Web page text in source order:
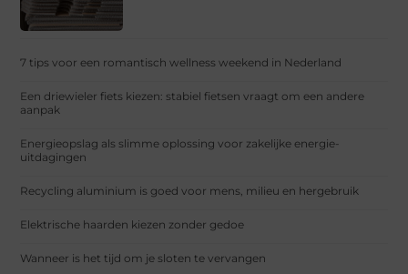
7 tips voor een romantisch wellness weekend in Nederland
Een driewieler fiets kiezen: stabiel fietsen vraagt om een andere
aanpak
Energieopslag als slimme oplossing voor zakelijke energie-
uitdagingen
Recycling aluminium is goed voor mens, milieu en hergebruik
Elektrische haarden kiezen zonder gedoe
Wanneer is het tijd om je sloten te vervangen